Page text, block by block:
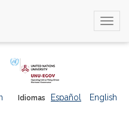
Idiomas Español English